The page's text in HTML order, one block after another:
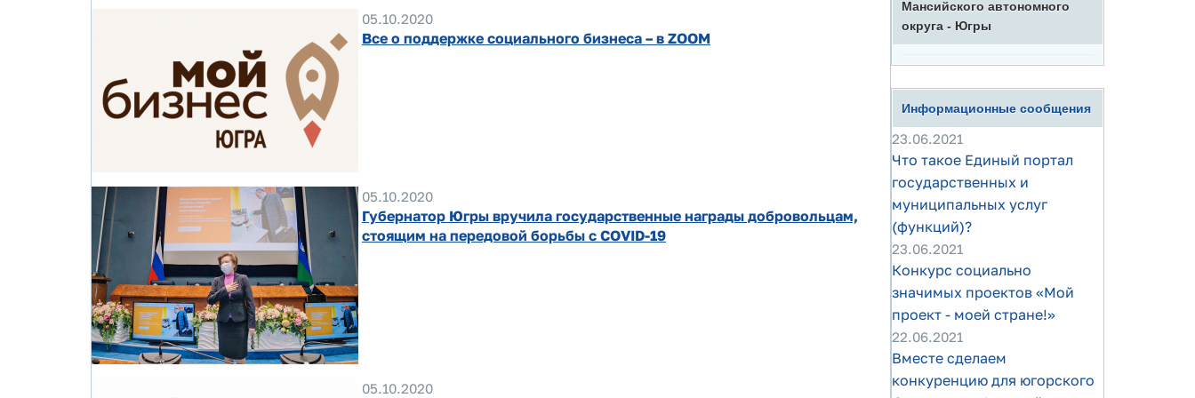
05.10.2020
Все о поддержке социального бизнеса – в ZOOM
05.10.2020
Губернатор Югры вручила государственные награды добровольцам,
стоящим на передовой борьбы с COVID-19
05.10.2020
Мансийского автономного
округа - Югры
Информационные сообщения
23.06.2021
Что такое Единый портал
государственных и
муниципальных услуг
(функций)?
23.06.2021
Конкурс социально
значимых проектов «Мой
проект - моей стране!»
22.06.2021
Вместе сделаем
конкуренцию для югорского